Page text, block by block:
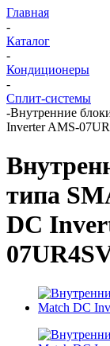
Главная
-
Каталог
-
Кондиционеры
-
Сплит-системы
-Внутренние
Inverter AMS-
типа
DC